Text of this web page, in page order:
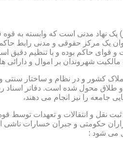
یک نهاد مدنی است که وابسته به
یک مرکز حقوقی و مدنی رابط
قوای حاکم بوده و با تنظیم
شهروندان بر اموال و
کشور و در نظام و ساختار
و طلاق محول شده است. دفاتر
را نیز انجام می دهند،
نقل و انتقالات و تعهدات
حکومتی و جبران خسارات ناشی
می شود :